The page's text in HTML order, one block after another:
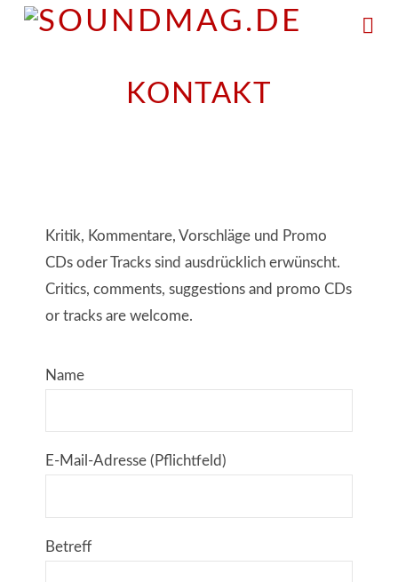
KONTAKT
Kritik, Kommentare, Vorschläge und Promo
CDs oder Tracks sind ausdrücklich erwünscht.
Critics, comments, suggestions and promo CDs
or tracks are welcome.
Name
E-Mail-Adresse (Pflichtfeld)
Betreff